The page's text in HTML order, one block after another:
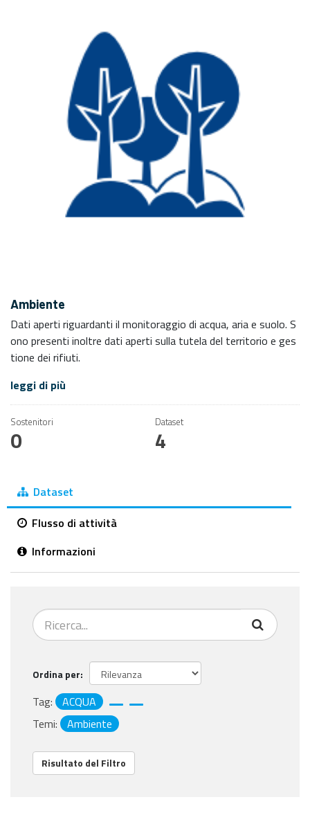
Ambiente
Dati aperti riguardanti il monitoraggio di acqua, aria e suolo. S
ono presenti inoltre dati aperti sulla tutela del territorio e ges
tione dei rifiuti.
leggi di più
Sostenitori
0
Dataset
4
Dataset
Flusso di attività
Informazioni
Ordina per
Tag:
ACQUA
Temi:
Ambiente
Risultato del Filtro